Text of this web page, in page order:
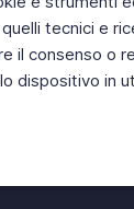
tecnici e
il consenso o
dispositivo in